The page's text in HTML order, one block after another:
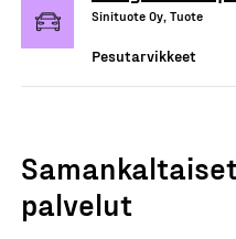
Sinituote Oy, Tuote
Pesutarvikkeet
palvelut